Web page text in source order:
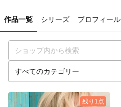
作品一覧 シリーズ プロフィール
残り1点